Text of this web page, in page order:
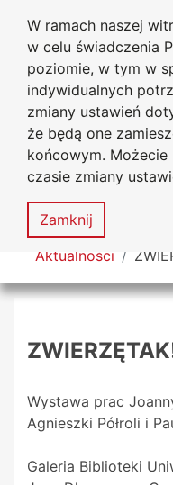
W ramach naszej
w celu świadczenia
poziomie, w tym w
indywidualnych
zmiany ustawień
że będą one
końcowym.
czasie zmiany
Zamknij
Przejdź do
Przejdź do
Przejdź do
Przejdź doJana
Mapa
serwisu
MENU
Tutaj jesteś
Aktualności
Wystawa prac
Agnieszki Półroli i
Galeria Biblioteki